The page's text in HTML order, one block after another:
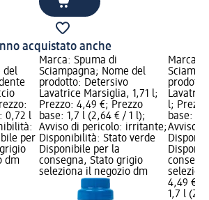
acquistato anche
del
0,72 l
per
dm
Marca: Spuma di
Sciampagna; Nome del
prodotto: Detersivo
Lavatrice Marsiglia, 1,71 l;
Prezzo: 4,49 €; Prezzo
base: 1,7 l (2,64 € / 1 l);
Avviso di pericolo: irritante;
Disponibilità: Stato verde
Disponibile per la
consegna, Stato grigio
seleziona il negozio dm
Marca:
l;
base:
Avviso
4,49 €
1,7 l